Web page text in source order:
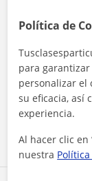
Al hacer clic,
Política de
para
personalizar el
su eficacia, así
experiencia.
Al hacer clic en
nuestra